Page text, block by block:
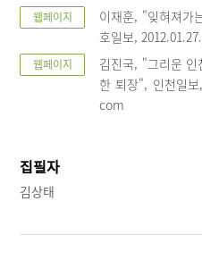
웹페이지
이재훈, "잊혀져가
호일보,
웹페이지
김진국, "그리운
한 퇴장", 인천일
com
집필자
김상태